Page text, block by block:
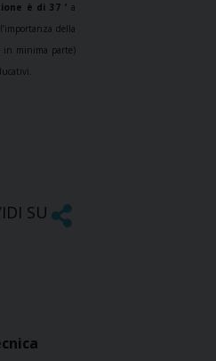
è di 37 ‘a
della
in minima parte)
SU